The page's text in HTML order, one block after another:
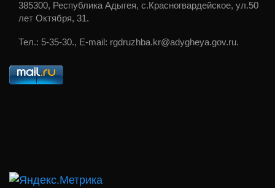
385300, Республика Адыгея, с.Красногвардейское, ул.50
лет Октября, 31.
Тел.: 5-35-30., E-mail: rgdruzhba.kr@adygheya.gov.ru.